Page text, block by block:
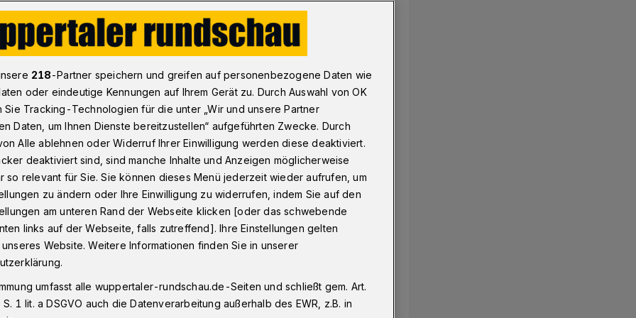
Pop-up-Radweg an der Adlerbrücke
an der
(3. Juni 2021) hatte das Bündnis
mit der Initiative „Fahrradstadt
/ Solingen zu einem Aktionstag
Metropole und zeitgleich in 20 weiteren
im Wahljahr ein Zeichen für nachhaltige
218-Partner speichern und greifen auf personenbezogene Daten wie
oder eindeutige Kennungen auf Ihrem Gerät zu. Durch Auswahl von OK
Sie Tracking-Technologien für die unter „Wir und unsere Partner
Daten, um Ihnen Dienste bereitzustellen“ aufgeführten Zwecke. Durch
Alle ablehnen oder Widerruf Ihrer Einwilligung werden diese deaktiviert.
deaktiviert sind, sind manche Inhalte und Anzeigen möglicherweise
so relevant für Sie. Sie können dieses Menü jederzeit wieder aufrufen, um
zu ändern oder Ihre Einwilligung zu widerrufen, indem Sie auf den
am unteren Rand der Webseite klicken [oder das schwebende
links auf der Webseite, falls zutreffend]. Ihre Einstellungen gelten
Website. Weitere Informationen finden Sie in unserer
umfasst alle wuppertaler-rundschau.de-Seiten und schließt gem. Art.
1 lit. a DSGVO auch die Datenverarbeitung außerhalb des EWR, z.B. in